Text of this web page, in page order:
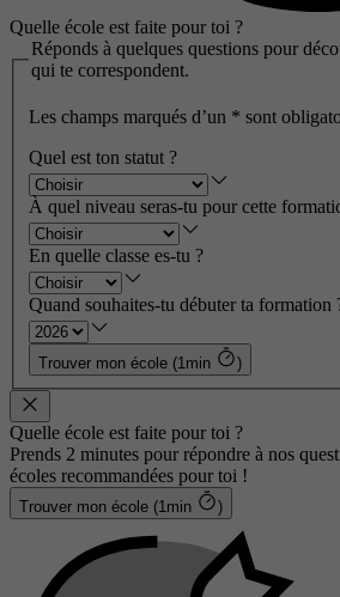
Quelle école est faite pour toi ?
Réponds à quelques questions pour
qui te correspondent.
Les champs marqués d’un * sont
Quel est ton statut ?
À quel niveau seras-tu pour cette
En quelle classe es-tu ?
Quand souhaites-tu débuter ta formation
Trouver mon école (1min )
Quelle école est faite pour toi ?
Prends 2 minutes pour répondre à nos
écoles recommandées pour toi !
Trouver mon école (1min )